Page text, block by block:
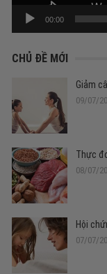
00:00
CHỦ ĐỀ MỚI
Giảm
09/07/
Thực
08/07/
Hội
07/07/